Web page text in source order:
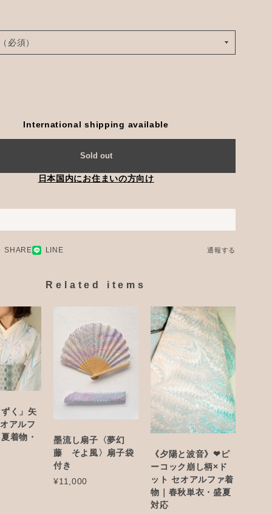
International shipping available
Sold out
日本国内にお住まいの方向け
SHARE LINE 通報する
Related items
ずく」矢
アルフ
着物・
墨流し扇子〈夢幻
藤 そよ風〉扇子袋
付き
¥11,000
《夕陽と波音》❤︎ピ
ーコック崩し柄×ド
ット セオアルファ着
物｜春秋単衣・盛夏
対応